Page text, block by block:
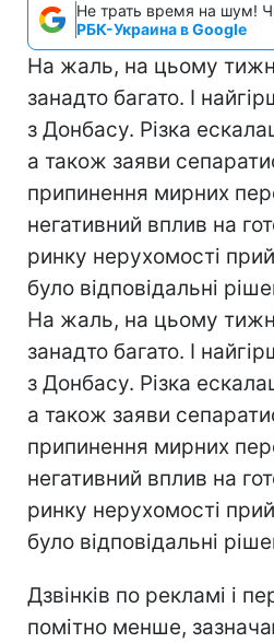
Не трать время на шум!
РБК-Украина в Google
На жаль, на цьому
занадто багато. І
з Донбасу. Різка
а також заяви
припинення мирних
негативний вплив на
ринку нерухомості
було відповідальні
На жаль, на цьому
занадто багато. І
з Донбасу. Різка
а також заяви
припинення мирних
негативний вплив на
ринку нерухомості
було відповідальні
Дзвінків по рекламі і
помітно менше,